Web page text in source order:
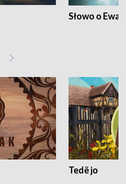
Słowo o
Tedë jo